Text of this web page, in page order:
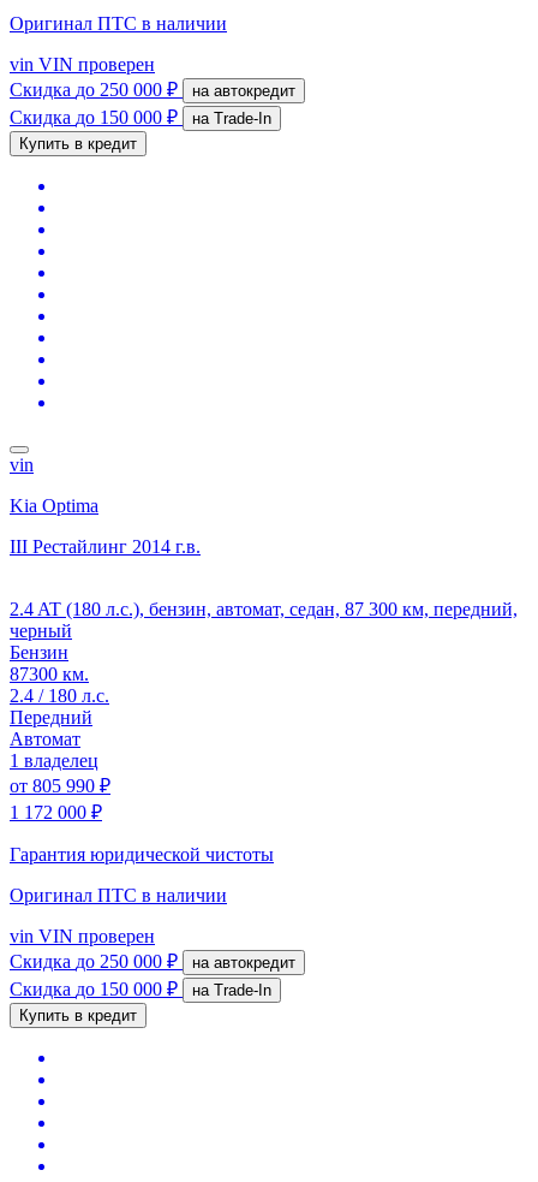
Оригинал ПТС в наличии
vin VIN проверен
Скидка до 250 000 ₽ на автокредит
Скидка до 150 000 ₽
на Trade-In
Купить в кредит
vin
Kia Optima
III Рестайлинг 2014 г.в.
2.4 AT (180 л.с.), бензин, автомат, седан, 87 300 км, передний,
черный
Бензин
87300 км.
2.4 / 180 л.с.
Передний
Автомат
1 владелец
от 805 990 ₽
1 172 000 ₽
Гарантия юридической чистоты
Оригинал ПТС в наличии
vin VIN проверен
Скидка до 250 000 ₽ на автокредит
Скидка до 150 000 ₽
на Trade-In
Купить в кредит